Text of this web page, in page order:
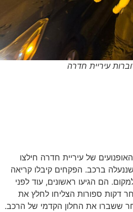
עיריית חדרה
של עיריית חדרה חילצו
ברכב. הפקחים קיבלו קריאה
הם הגיעו ראשונים, עוד לפני
דקות ספורות הצליחו לחלץ את
ששברו את החלון הקדמי של הרכב.